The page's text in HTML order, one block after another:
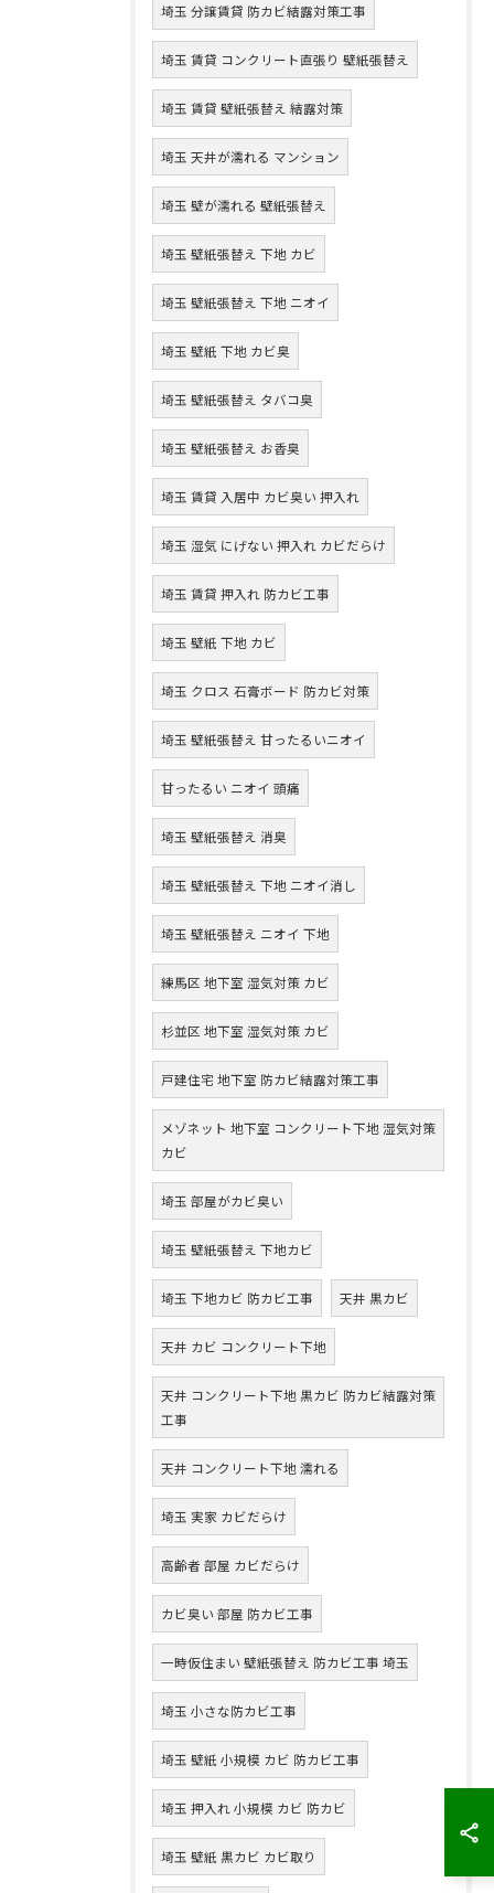
埼玉 分譲賃貸 防カビ結露対策工事
埼玉 賃貸 コンクリート直張り 壁紙張替え
埼玉 賃貸 壁紙張替え 結露対策
埼玉 天井が濡れる マンション
埼玉 壁が濡れる 壁紙張替え
埼玉 壁紙張替え 下地 カビ
埼玉 壁紙張替え 下地 ニオイ
埼玉 壁紙 下地 カビ臭
埼玉 壁紙張替え タバコ臭
埼玉 壁紙張替え お香臭
埼玉 賃貸 入居中 カビ臭い 押入れ
埼玉 湿気 にげない 押入れ カビだらけ
埼玉 賃貸 押入れ 防カビ工事
埼玉 壁紙 下地 カビ
埼玉 クロス 石膏ボード 防カビ対策
埼玉 壁紙張替え 甘ったるいニオイ
甘ったるい ニオイ 頭痛
埼玉 壁紙張替え 消臭
埼玉 壁紙張替え 下地 ニオイ消し
埼玉 壁紙張替え ニオイ 下地
練馬区 地下室 湿気対策 カビ
杉並区 地下室 湿気対策 カビ
戸建住宅 地下室 防カビ結露対策工事
メゾネット 地下室 コンクリート下地 湿気対策
カビ
埼玉 部屋がカビ臭い
埼玉 壁紙張替え 下地カビ
埼玉 下地カビ 防カビ工事 天井 黒カビ
天井 カビ コンクリート下地
天井 コンクリート下地 黒カビ 防カビ結露対策
工事
天井 コンクリート下地 濡れる
埼玉 実家 カビだらけ
高齢者 部屋 カビだらけ
カビ臭い 部屋 防カビ工事
一時仮住まい 壁紙張替え 防カビ工事 埼玉
埼玉 小さな防カビ工事
埼玉 壁紙 小規模 カビ 防カビ工事
埼玉 押入れ 小規模 カビ 防カビ
埼玉 壁紙 黒カビ カビ取り